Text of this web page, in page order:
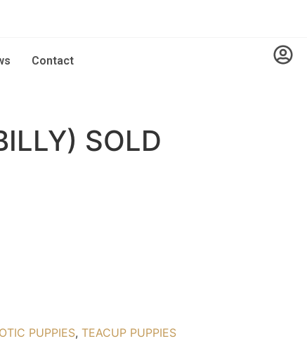
Contact
SOLD
PUPPIES, TEACUP PUPPIES